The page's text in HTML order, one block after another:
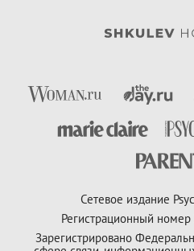
Сетевое издание
Регистрационный
Зарегистрировано